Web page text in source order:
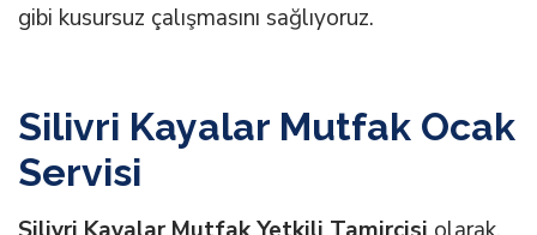
gibi kusursuz çalışmasını sağlıyoruz.
Silivri Kayalar Mutfak Ocak
Servisi